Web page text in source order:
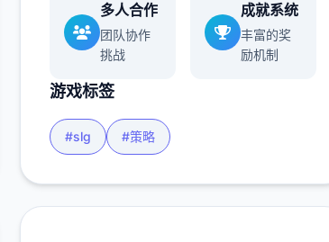
多人合作
团队协作
挑战
成就系统
丰富的奖
励机制
游戏标签
#slg #策略